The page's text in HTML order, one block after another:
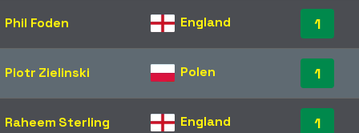
Phil Foden England 1
Piotr Zielinski Polen 1
Raheem Sterling England 1